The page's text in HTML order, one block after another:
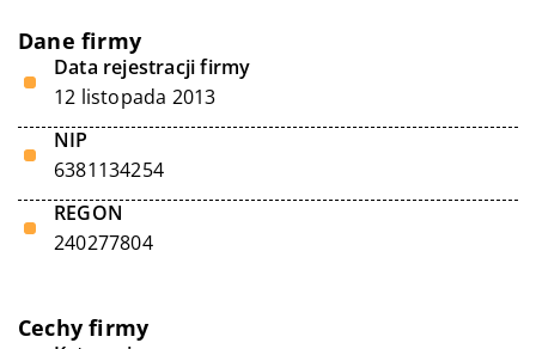
Dane firmy
Data rejestracji firmy
12 listopada 2013
NIP
6381134254
REGON
240277804
Cechy firmy